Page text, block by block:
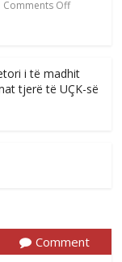
Comments Off
i të madhit
tjerë të UÇK-së
Comment